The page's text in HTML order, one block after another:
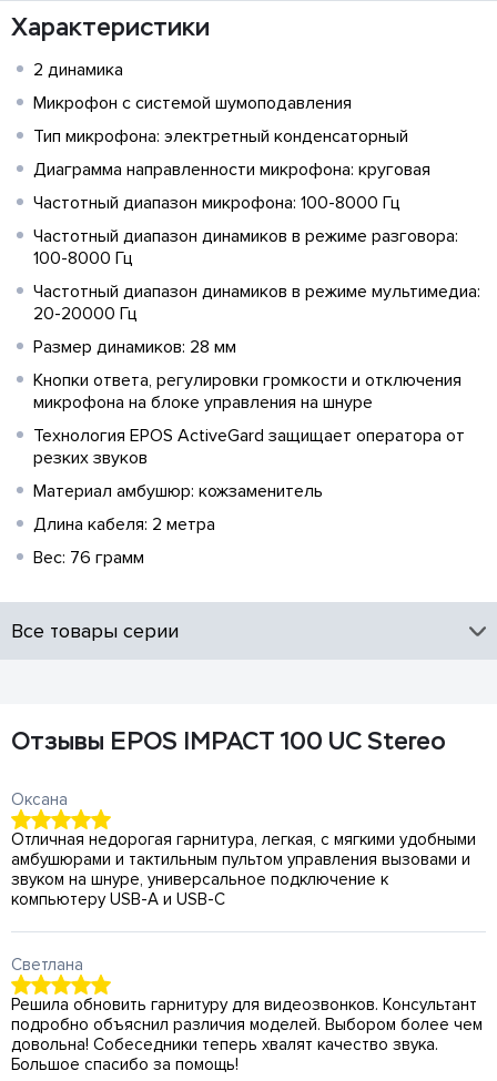
Характеристики
2 динамика
Микрофон с системой шумоподавления
Тип микрофона: электретный конденсаторный
Диаграмма направленности микрофона: круговая
Частотный диапазон микрофона: 100-8000 Гц
Частотный диапазон динамиков в режиме разговора:
100-8000 Гц
Частотный диапазон динамиков в режиме мультимедиа:
20-20000 Гц
Размер динамиков: 28 мм
Кнопки ответа, регулировки громкости и отключения
микрофона на блоке управления на шнуре
Технология EPOS ActiveGard защищает оператора от
резких звуков
Материал амбушюр: кожзаменитель
Длина кабеля: 2 метра
Вес: 76 грамм
Все товары серии
Отзывы EPOS IMPACT 100 UC Stereo
Оксана
Отличная недорогая гарнитура, легкая, с мягкими удобными
амбушюрами и тактильным пультом управления вызовами и
звуком на шнуре, универсальное подключение к
компьютеру USB-A и USB-C
Светлана
Решила обновить гарнитуру для видеозвонков. Консультант
подробно объяснил различия моделей. Выбором более чем
довольна! Собеседники теперь хвалят качество звука.
Большое спасибо за помощь!